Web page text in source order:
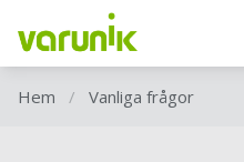
Hem / Vanliga frågor